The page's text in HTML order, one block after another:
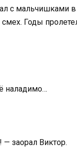
с мальчишками
смех. Годы
наладимо…
заорал Виктор.